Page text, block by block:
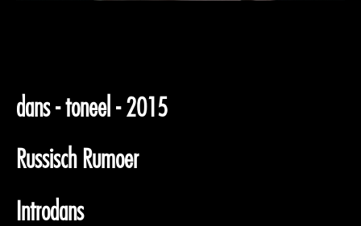
dans - toneel - 2015
Russisch Rumoer
Introdans